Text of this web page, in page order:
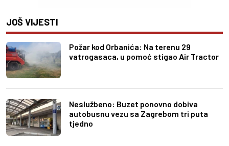
JOŠ VIJESTI
Požar kod Orbanića: Na terenu 29
vatrogasaca, u pomoć stigao Air Tractor
Neslužbeno: Buzet ponovno dobiva
autobusnu vezu sa Zagrebom tri puta
tjedno